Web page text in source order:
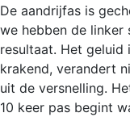
De aandrijfas is
we hebben de linker
resultaat. Het geluid
krakend, verandert
uit de versnelling.
10 keer pas begint